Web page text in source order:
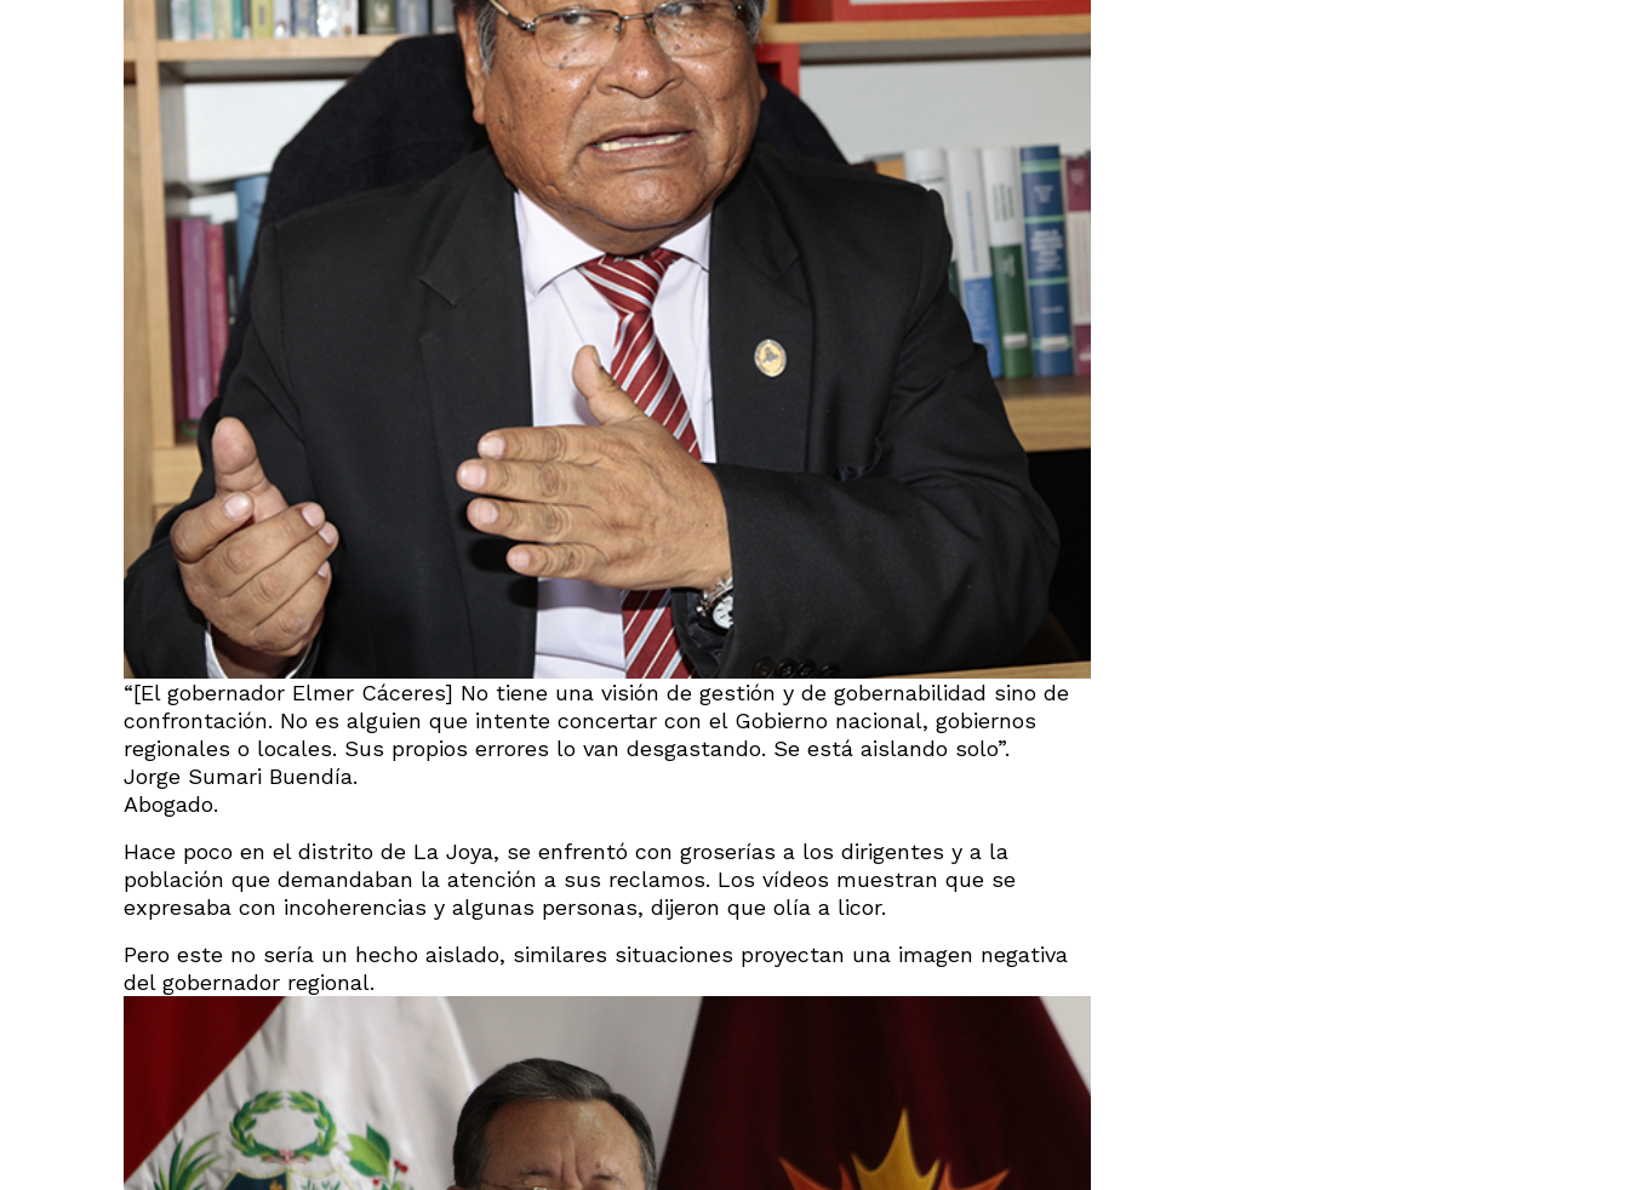
“[El gobernador Elmer Cáceres] No tiene una visión de gestión y de gobernabilidad sino de
confrontación. No es alguien que intente concertar con el Gobierno nacional, gobiernos
regionales o locales. Sus propios errores lo van desgastando. Se está aislando solo”.
Jorge Sumari Buendía.
Abogado.
Hace poco en el distrito de La Joya, se enfrentó con groserías a los dirigentes y a la
población que demandaban la atención a sus reclamos. Los vídeos muestran que se
expresaba con incoherencias y algunas personas, dijeron que olía a licor.
Pero este no sería un hecho aislado, similares situaciones proyectan una imagen negativa
del gobernador regional.